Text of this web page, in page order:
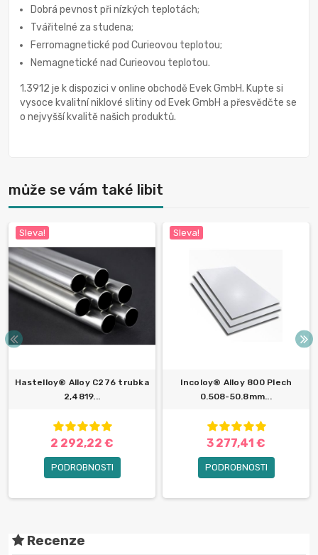
Dobrá pevnost při nízkých teplotách;
Tvářitelné za studena;
Ferromagnetické pod Curieovou teplotou;
Nemagnetické nad Curieovou teplotou.
1.3912 je k dispozici v online obchodě Evek GmbH. Kupte si
vysoce kvalitní niklové slitiny od Evek GmbH a přesvědčte se
o nejvyšší kvalitě našich produktů.
může se vám také libit
Sleva!
Hastelloy® Alloy C276 trubka
2,4819...
2 292,22 €
PODROBNOSTI
Sleva!
Incoloy® Alloy 800 Plech
0.508-50.8mm...
3 277,41 €
PODROBNOSTI
Recenze